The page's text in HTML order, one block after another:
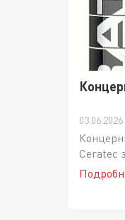
03.06.2026
Ceratec